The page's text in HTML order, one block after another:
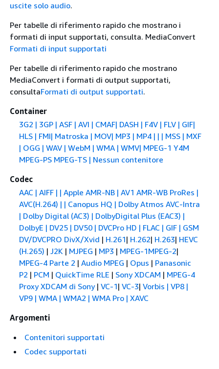
uscite solo audio.
Per tabelle di riferimento rapido che mostrano i
formati di input supportati, consulta. MediaConvert
Formati di input supportati
Per tabelle di riferimento rapido che mostrano
MediaConvert i formati di output supportati,
consultaFormati di output supportati.
Container
3G2 | 3GP | ASF | AVI | CMAF| DASH | F4V | FLV | GIF|
HLS | FMI| Matroska | MOV| MP3 | MP4 | | | MSS | MXF
| OGG | WAV | WebM | WMA | WMV| MPEG-1 Y4M
MPEG-PS MPEG-TS | Nessun contenitore
Codec
AAC | AIFF | | Apple AMR-NB | AV1 AMR-WB ProRes |
AVC(H.264) | | Canopus HQ | Dolby Atmos AVC-Intra
| Dolby Digital (AC3) | DolbyDigital Plus (EAC3) |
DolbyE | DV25 | DV50 | DVCPro HD | FLAC | GIF | GSM
DV/DVCPRO DivX/Xvid | H.261| H.262| H.263| HEVC
(H.265) | J2K| MJPEG | MP3 | MPEG-1MPEG-2|
MPEG-4 Parte 2 | Audio MPEG | Opus | Panasonic
P2 | PCM | QuickTime RLE | Sony XDCAM | MPEG-4
Proxy XDCAM di Sony| VC-1| VC-3| Vorbis | VP8 |
VP9 | WMA | WMA2 | WMA Pro | XAVC
Argomenti
Contenitori supportati
Codec supportati